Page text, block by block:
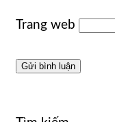
Trang web